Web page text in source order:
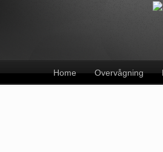
Home Overvågning